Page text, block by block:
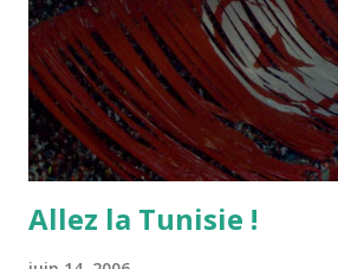
Allez la Tunisie !